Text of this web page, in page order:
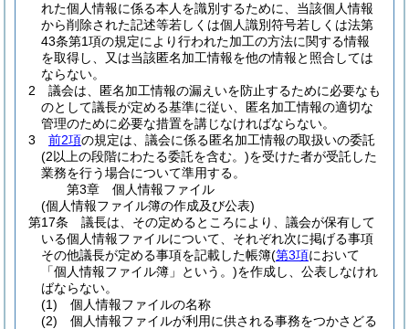
れた個人情報に係る本人を識別するために、当該個人情報
から削除された記述等若しくは個人識別符号若しくは法第
43条第1項の規定により行われた加工の方法に関する情報
を取得し、又は当該匿名加工情報を他の情報と照合しては
ならない。
2
議会は、匿名加工情報の漏えいを防止するために必要なも
のとして議長が定める基準に従い、匿名加工情報の適切な
管理のために必要な措置を講じなければならない。
3
前2項の規定は、議会に係る匿名加工情報の取扱いの委託
(2以上の段階にわたる委託を含む。)を受けた者が受託した
業務を行う場合について準用する。
第3章
個人情報ファイル
(個人情報ファイル簿の作成及び公表)
第17条
議長は、その定めるところにより、議会が保有して
いる個人情報ファイルについて、それぞれ次に掲げる事項
その他議長が定める事項を記載した帳簿(第3項において
「個人情報ファイル簿」という。)を作成し、公表しなけれ
ばならない。
(1)
個人情報ファイルの名称
(2)
個人情報ファイルが利用に供される事務をつかさどる